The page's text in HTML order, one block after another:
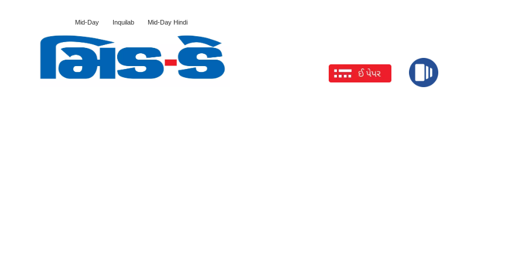
Mid-Day Inquilab Mid-Day Hindi